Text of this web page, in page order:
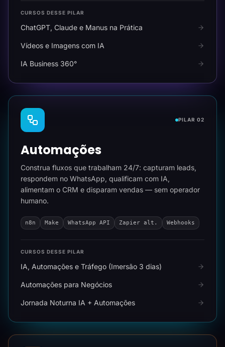
CURSOS DESSE PILAR
ChatGPT, Claude e Manus na Prática
Vídeos e Imagens com IA
IA Business 360°
PILAR 02
Automações
Construa fluxos que trabalham 24/7: capturam leads,
respondem no WhatsApp, qualificam com IA,
alimentam o CRM e disparam vendas — sem operador
humano.
n8n Make WhatsApp API Zapier alt. Webhooks
CURSOS DESSE PILAR
IA, Automações e Tráfego (Imersão 3 dias)
Automações para Negócios
Jornada Noturna IA + Automações